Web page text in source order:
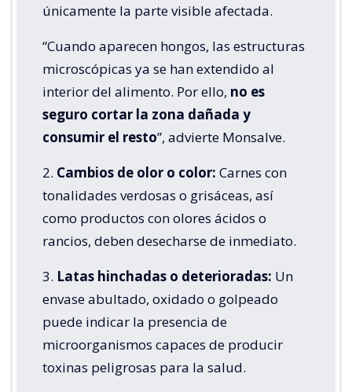
únicamente la parte visible afectada.
“Cuando aparecen hongos, las estructuras
microscópicas ya se han extendido al
interior del alimento. Por ello, no es
seguro cortar la zona dañada y
consumir el resto”, advierte Monsalve.
2. Cambios de olor o color: Carnes con
tonalidades verdosas o grisáceas, así
como productos con olores ácidos o
rancios, deben desecharse de inmediato.
3. Latas hinchadas o deterioradas: Un
envase abultado, oxidado o golpeado
puede indicar la presencia de
microorganismos capaces de producir
toxinas peligrosas para la salud.